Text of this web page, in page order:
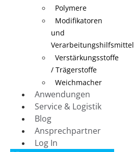
Polymere
Modifikatoren
und
Verarbeitungshilfsmittel
Verstärkungsstoffe
/ Trägerstoffe
Weichmacher
Anwendungen
Service & Logistik
Blog
Ansprechpartner
Log In